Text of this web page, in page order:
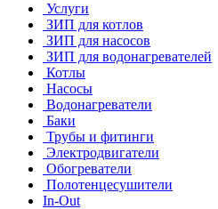
Услуги
ЗИП для котлов
ЗИП для насосов
ЗИП для водонагревателей
Котлы
Насосы
Водонагреватели
Баки
Трубы и фитинги
Электродвигатели
Обогреватели
Полотенцесушители
In-Out